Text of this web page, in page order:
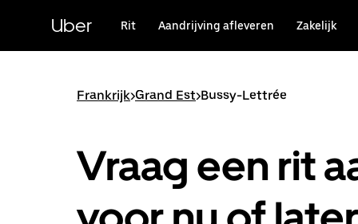
hoofdinhoudUber Rit Aandrijving afleveren Zakelijk
Frankrijk>Grand Est>Bussy-Lettrée
Vraag een rit